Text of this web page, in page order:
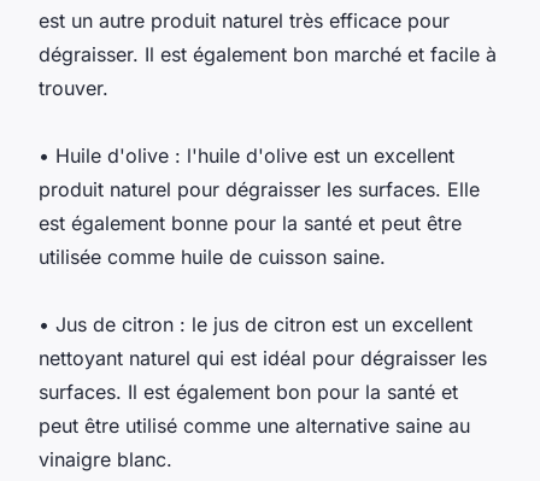
est un autre produit naturel très efficace pour
dégraisser. Il est également bon marché et facile à
trouver.
• Huile d'olive : l'huile d'olive est un excellent
produit naturel pour dégraisser les surfaces. Elle
est également bonne pour la santé et peut être
utilisée comme huile de cuisson saine.
• Jus de citron : le jus de citron est un excellent
nettoyant naturel qui est idéal pour dégraisser les
surfaces. Il est également bon pour la santé et
peut être utilisé comme une alternative saine au
vinaigre blanc.